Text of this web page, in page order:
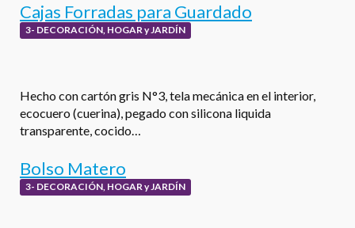
Cajas Forradas para Guardado
3- DECORACIÓN, HOGAR y JARDÍN
Hecho con cartón gris N°3, tela mecánica en el interior,
ecocuero (cuerina), pegado con silicona liquida
transparente, cocido…
Bolso Matero
3- DECORACIÓN, HOGAR y JARDÍN